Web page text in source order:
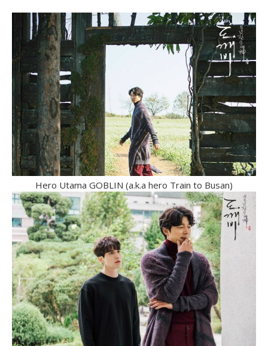
Hero Utama GOBLIN (a.k.a hero Train to Busan)